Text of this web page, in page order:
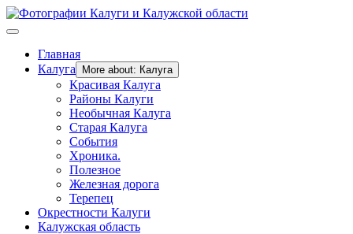
Главная
Калуга
More about: Калуга
Красивая Калуга
Районы Калуги
Необычная Калуга
Старая Калуга
События
Хроника.
Полезное
Железная дорога
Терепец
Окрестности Калуги
Калужская область